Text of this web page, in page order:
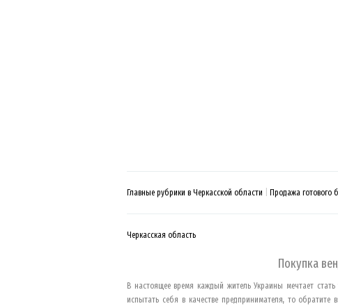
Главные рубрики в Черкасской области Продажа готового
Черкасская область
Покупка
В настоящее время каждый житель Украины мечтает
испытать себя в качестве предпринимателя, то